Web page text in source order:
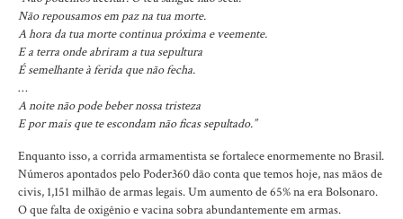
Não repousamos em paz na tua morte.
A hora da tua morte continua próxima e veemente.
E a terra onde abriram a tua sepultura
É semelhante à ferida que não fecha.
…
A noite não pode beber nossa tristeza
E por mais que te escondam não ficas sepultado.”
Enquanto isso, a corrida armamentista se fortalece enormemente no Brasil.
Números apontados pelo Poder360 dão conta que temos hoje, nas mãos de
civis, 1,151 milhão de armas legais. Um aumento de 65% na era Bolsonaro.
O que falta de oxigênio e vacina sobra abundantemente em armas.